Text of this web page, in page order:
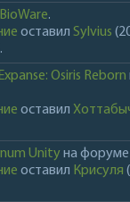
BioWare.
оставил Sylvius
Osiris Reborn
оставил
Unity на форуме
оставил Крисуля